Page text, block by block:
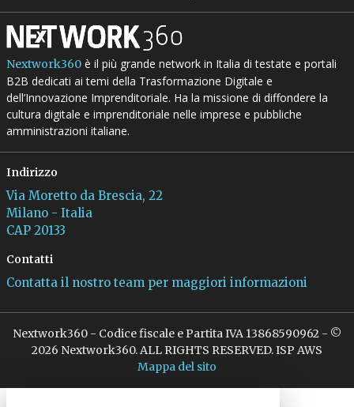
Nextwork360è il più grande network in Italia di testate e portali
B2B dedicati ai temi della Trasformazione Digitale e
dell’Innovazione Imprenditoriale. Ha la missione di diffondere la
cultura digitale e imprenditoriale nelle imprese e pubbliche
amministrazioni italiane.
Indirizzo
Via Moretto da Brescia, 22
Milano - Italia
CAP 20133
Contatti
Contatta il nostro team per maggiori informazioni
Nextwork360 - Codice fiscale e Partita IVA 13868590962 - ©
2026 Nextwork360. ALL RIGHTS RESERVED. ISP AWS
Mappa del sito